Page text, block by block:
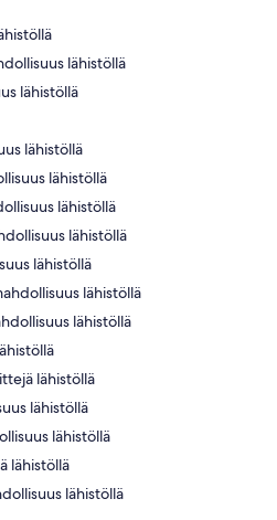
lähistöllä
lähistöllä
lähistöllä
lähistöllä
lähistöllä
lähistöllä
lähistöllä
lähistöllä
lähistöllä
lähistöllä
lähistöllä
lähistöllä
lähistöllä
lähistöllä